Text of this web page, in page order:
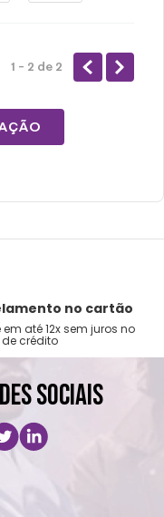
1 - 2 de 2
no cartão
em até 12x sem juros no
crédito
SOCIAIS